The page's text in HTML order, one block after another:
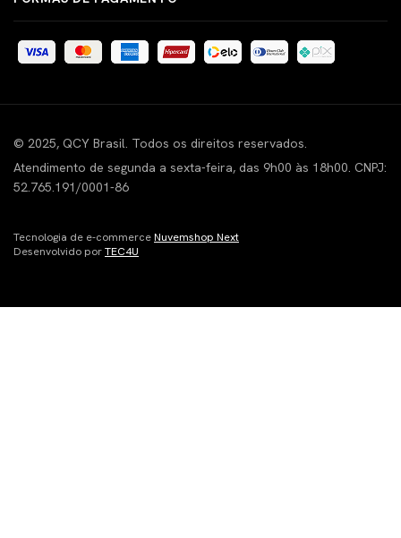
© 2025, QCY Brasil. Todos os direitos reservados.
Atendimento de segunda a sexta-feira, das 9h00 às 18h00. CNPJ:
52.765.191/0001-86
Tecnologia de e-commerceNuvemshop Next
Desenvolvido porTEC4U